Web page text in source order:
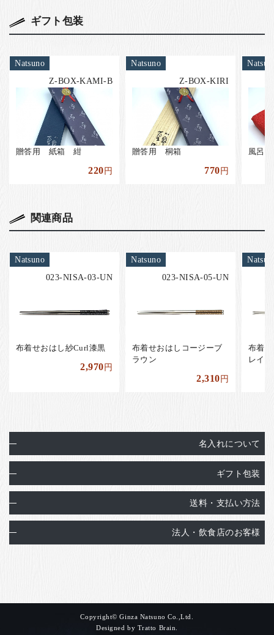
ギフト包装
Natsuno
Z-BOX-KAMI-B
贈答用 紙箱 紺
220円
Natsuno
Z-BOX-KIRI
贈答用 桐箱
770円
風呂
関連商品
Natsuno
023-NISA-03-UN
布着せおはし紗Curl漆黒
2,970円
Natsuno
023-NISA-05-UN
布着せおはしコージーブ
ラウン
2,310円
布着
レイ
名入れについて
ギフト包装
送料・支払い方法
法人・飲食店のお客様
Copyright© Ginza Natsuno Co.,Ltd.
Designed by Tratto Brain